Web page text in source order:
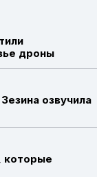
дроны
озвучила
которые